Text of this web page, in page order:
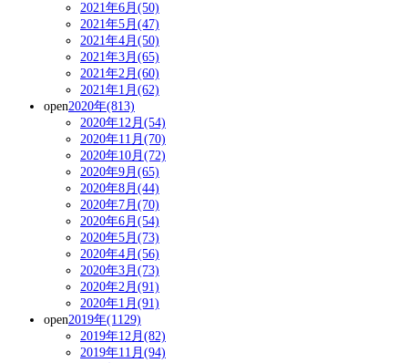
2021年6月(50)
2021年5月(47)
2021年4月(50)
2021年3月(65)
2021年2月(60)
2021年1月(62)
open2020年(813)
2020年12月(54)
2020年11月(70)
2020年10月(72)
2020年9月(65)
2020年8月(44)
2020年7月(70)
2020年6月(54)
2020年5月(73)
2020年4月(56)
2020年3月(73)
2020年2月(91)
2020年1月(91)
open2019年(1129)
2019年12月(82)
2019年11月(94)